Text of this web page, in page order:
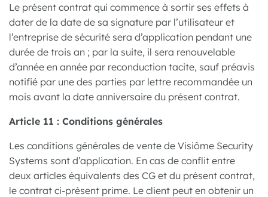
Le présent contrat qui commence à sortir ses effets à
dater de la date de sa signature par l’utilisateur et
l’entreprise de sécurité sera d’application pendant une
durée de trois an ; par la suite, il sera renouvelable
d’année en année par reconduction tacite, sauf préavis
notifié par une des parties par lettre recommandée un
mois avant la date anniversaire du présent contrat.
Article 11 : Conditions générales
Les conditions générales de vente de Visiôme Security
Systems sont d’application. En cas de conflit entre
deux articles équivalents des CG et du présent contrat,
le contrat ci-présent prime. Le client peut en obtenir un